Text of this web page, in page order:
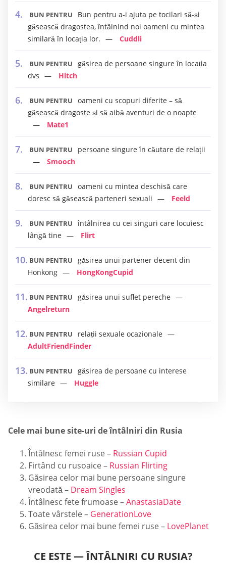
BUN PENTRU
Bun pentru a-i ajuta pe tocilari să-și
găsească dragostea, întâlnind noi oameni cu mintea
similară în locația lor.
Cuddli
BUN PENTRU
găsirea de persoane singure în locația
dvs
Hitch
BUN PENTRU
oameni cu scopuri diferite – să
găsească dragoste și să aibă aventuri de o noapte
Mate1
BUN PENTRU
persoane singure în căutare de relații
Smooch
BUN PENTRU
oameni cu mintea deschisă care
doresc să găsească parteneri sexuali
Feeld
BUN PENTRU
întâlnirea cu cei singuri care locuiesc
lângă tine
Flirt
BUN PENTRU
găsirea unui partener decent din
Honkong
HongKongCupid
BUN PENTRU
găsirea unui suflet pereche
Angelreturn
BUN PENTRU
relații sexuale ocazionale
AdultFriendFinder
BUN PENTRU
găsirea de persoane cu interese
similare
Huggle
Cele mai bune site-uri de întâlniri din Rusia
Întâlnesc femei ruse – Russian Cupid
Firtând cu rusoaice – Russian Flirting
Găsirea celor mai bune persoane singure
vreodată – Dream Singles
Întâlnesc fete frumoase –AnastasiaDate
Toate vârstele – GenerationLove
Găsirea celor mai bune femei ruse – LovePlanet
CE ESTE — ÎNTÂLNIRI CU RUSIA?